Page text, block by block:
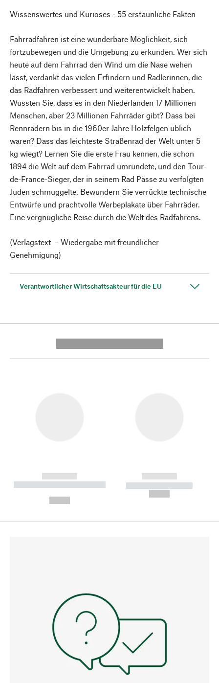
Wissenswertes und Kurioses - 55 erstaunliche Fakten
Fahrradfahren ist eine wunderbare Möglichkeit, sich
fortzubewegen und die Umgebung zu erkunden. Wer sich
heute auf dem Fahrrad den Wind um die Nase wehen
lässt, verdankt das vielen Erfindern und Radlerinnen, die
das Radfahren verbessert und weiterentwickelt haben.
Wussten Sie, dass es in den Niederlanden 17 Millionen
Menschen, aber 23 Millionen Fahrräder gibt? Dass bei
Rennrädern bis in die 1960er Jahre Holzfelgen üblich
waren? Dass das leichteste Straßenrad der Welt unter 5
kg wiegt? Lernen Sie die erste Frau kennen, die schon
1894 die Welt auf dem Fahrrad umrundete, und den Tour-
de-France-Sieger, der in seinem Rad Pässe zu verfolgten
Juden schmuggelte. Bewundern Sie verrückte technische
Entwürfe und prachtvolle Werbeplakate über Fahrräder.
Eine vergnügliche Reise durch die Welt des Radfahrens.
(Verlagstext – Wiedergabe mit freundlicher
Genehmigung)
Verantwortlicher Wirtschaftsakteur für die EU
------------
----------- ----------- --------
------------
----------- -----------